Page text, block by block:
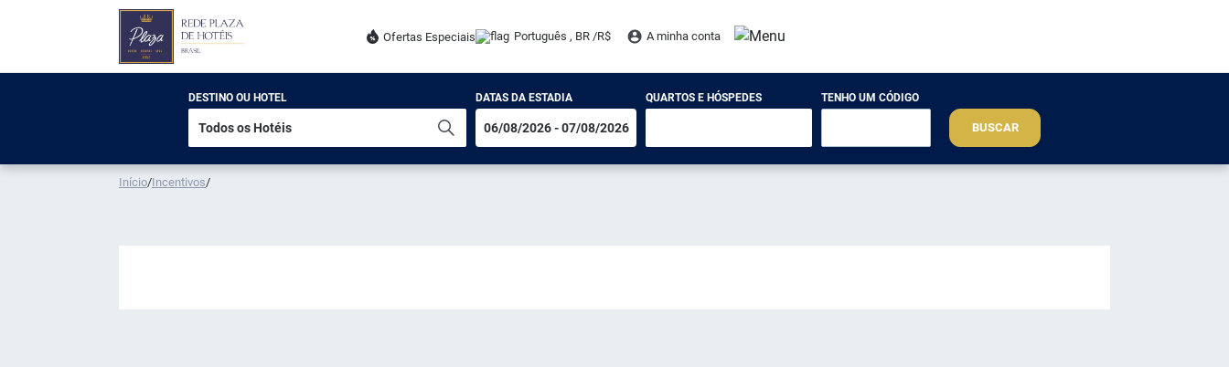
Ofertas Especiais Português , BR /R$ A minha conta
DESTINO OU HOTEL DATAS DA ESTADIA QUARTOS E HÓSPEDES TENHO UM CÓDIGO
BUSCAR
Início/Incentivos/